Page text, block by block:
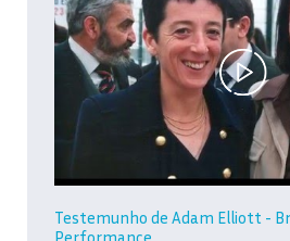
Testemunho de Adam Elliott -
Performance